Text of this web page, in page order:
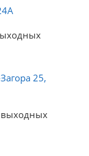
25,
выходных